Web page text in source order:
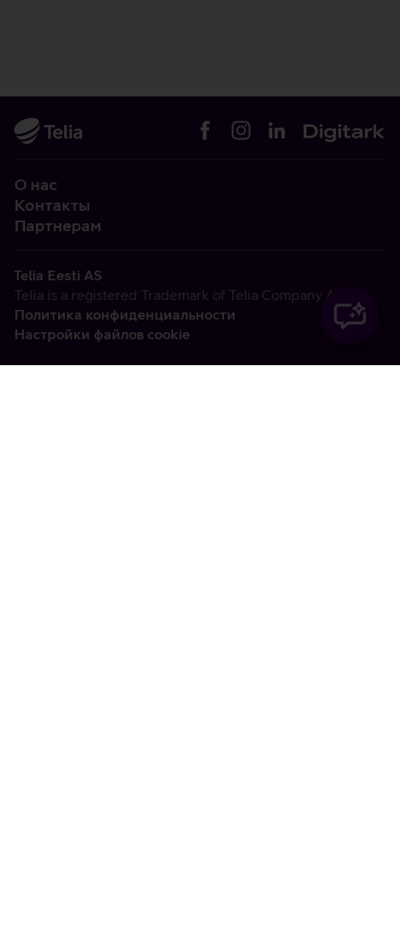
О нас
Контакты
Партнерам
Telia Eesti AS
Telia is a registered Trademark of Telia Company AB
Политика конфиденциальности
Настройки файлов cookie